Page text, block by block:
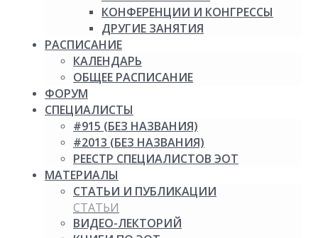
КОНФЕРЕНЦИИ И КОНГРЕССЫ
ДРУГИЕ ЗАНЯТИЯ
РАСПИСАНИЕ
КАЛЕНДАРЬ
ОБЩЕЕ РАСПИСАНИЕ
ФОРУМ
СПЕЦИАЛИСТЫ
#915 (БЕЗ НАЗВАНИЯ)
#2013 (БЕЗ НАЗВАНИЯ)
РЕЕСТР СПЕЦИАЛИСТОВ ЭОТ
МАТЕРИАЛЫ
СТАТЬИ И ПУБЛИКАЦИИ
СТАТЬИ
ВИДЕО-ЛЕКТОРИЙ